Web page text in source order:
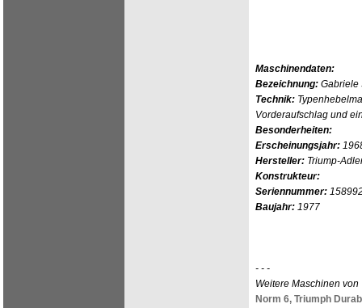
Maschinendaten:
Bezeichnung: Gabriele
Technik:
Vorderaufschlag und
Besonderheiten:
Erscheinungsjahr:
Hersteller: Triump-
Konstrukteur:
Seriennummer:
Baujahr: 1977
- - -
Weitere Maschinen
Norm 6, Triumph